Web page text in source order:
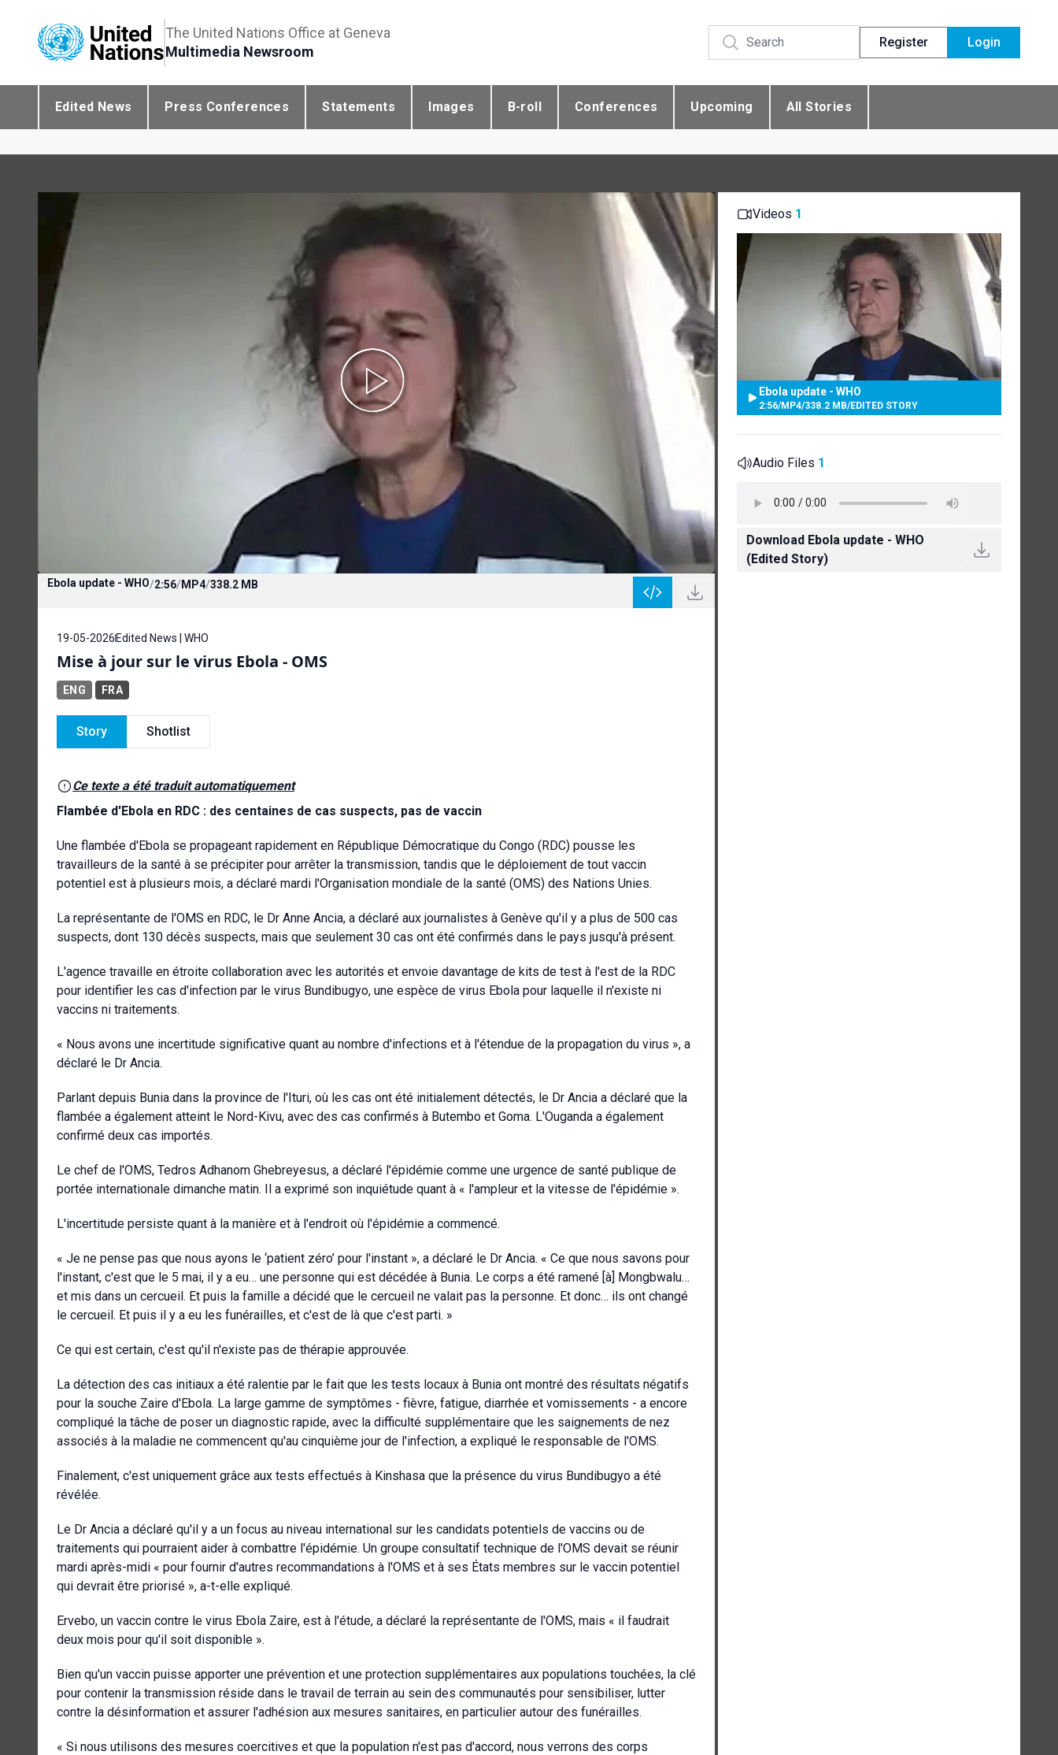
The United Nations Office at Geneva
Multimedia Newsroom
Register Login
Edited News Press Conferences Statements Images B-roll Conferences Upcoming All Stories
Ebola update - WHO/2:56/MP4/338.2 MB
19-05-2026 Edited News | WHO
Mise à jour sur le virus Ebola - OMS
ENG FRA
Story Shotlist
Ce texte a été traduit automatiquement
Flambée d'Ebola en RDC : des centaines de cas suspects, pas de vaccin
Une flambée d'Ebola se propageant rapidement en République Démocratique du Congo (RDC) pousse les
travailleurs de la santé à se précipiter pour arrêter la transmission, tandis que le déploiement de tout vaccin
potentiel est à plusieurs mois, a déclaré mardi l'Organisation mondiale de la santé (OMS) des Nations Unies.
La représentante de l'OMS en RDC, le Dr Anne Ancia, a déclaré aux journalistes à Genève qu'il y a plus de 500 cas
suspects, dont 130 décès suspects, mais que seulement 30 cas ont été confirmés dans le pays jusqu'à présent.
L'agence travaille en étroite collaboration avec les autorités et envoie davantage de kits de test à l'est de la RDC
pour identifier les cas d'infection par le virus Bundibugyo, une espèce de virus Ebola pour laquelle il n'existe ni
vaccins ni traitements.
« Nous avons une incertitude significative quant au nombre d'infections et à l'étendue de la propagation du virus », a
déclaré le Dr Ancia.
Parlant depuis Bunia dans la province de l'Ituri, où les cas ont été initialement détectés, le Dr Ancia a déclaré que la
flambée a également atteint le Nord-Kivu, avec des cas confirmés à Butembo et Goma. L'Ouganda a également
confirmé deux cas importés.
Le chef de l'OMS, Tedros Adhanom Ghebreyesus, a déclaré l'épidémie comme une urgence de santé publique de
portée internationale dimanche matin. Il a exprimé son inquiétude quant à « l'ampleur et la vitesse de l'épidémie ».
L'incertitude persiste quant à la manière et à l'endroit où l'épidémie a commencé.
« Je ne pense pas que nous ayons le ‘patient zéro’ pour l'instant », a déclaré le Dr Ancia. « Ce que nous savons pour
l'instant, c'est que le 5 mai, il y a eu… une personne qui est décédée à Bunia. Le corps a été ramené [à] Mongbwalu…
et mis dans un cercueil. Et puis la famille a décidé que le cercueil ne valait pas la personne. Et donc… ils ont changé
le cercueil. Et puis il y a eu les funérailles, et c'est de là que c'est parti. »
Ce qui est certain, c'est qu'il n'existe pas de thérapie approuvée.
La détection des cas initiaux a été ralentie par le fait que les tests locaux à Bunia ont montré des résultats négatifs
pour la souche Zaire d'Ebola. La large gamme de symptômes - fièvre, fatigue, diarrhée et vomissements - a encore
compliqué la tâche de poser un diagnostic rapide, avec la difficulté supplémentaire que les saignements de nez
associés à la maladie ne commencent qu'au cinquième jour de l'infection, a expliqué le responsable de l'OMS.
Finalement, c'est uniquement grâce aux tests effectués à Kinshasa que la présence du virus Bundibugyo a été
révélée.
Le Dr Ancia a déclaré qu'il y a un focus au niveau international sur les candidats potentiels de vaccins ou de
traitements qui pourraient aider à combattre l'épidémie. Un groupe consultatif technique de l'OMS devait se réunir
mardi après-midi « pour fournir d'autres recommandations à l'OMS et à ses États membres sur le vaccin potentiel
qui devrait être priorisé », a-t-elle expliqué.
Ervebo, un vaccin contre le virus Ebola Zaire, est à l'étude, a déclaré la représentante de l'OMS, mais « il faudrait
deux mois pour qu'il soit disponible ».
Bien qu'un vaccin puisse apporter une prévention et une protection supplémentaires aux populations touchées, la clé
pour contenir la transmission réside dans le travail de terrain au sein des communautés pour sensibiliser, lutter
contre la désinformation et assurer l'adhésion aux mesures sanitaires, en particulier autour des funérailles.
« Si nous utilisons des mesures coercitives et que la population n'est pas d'accord, nous verrons des corps
Videos 1
Ebola update - WHO
2:56/MP4/338.2 MB/EDITED STORY
Audio Files 1
Download Ebola update - WHO
(Edited Story)